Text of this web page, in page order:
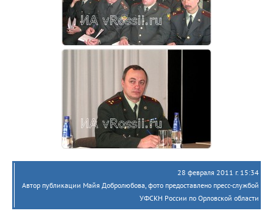
28 февраля 2011 г. 15:34
Автор публикации Майя Добролюбова, фото предоставлено пресс-службой
УФСКН России по Орловской области